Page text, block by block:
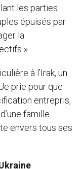
les parties
épuisés par
la
».
à l’Irak, un
prie pour que
entrepris,
famille
envers tous ses